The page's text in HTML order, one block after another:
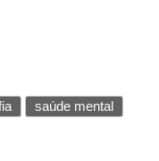
saúde mental